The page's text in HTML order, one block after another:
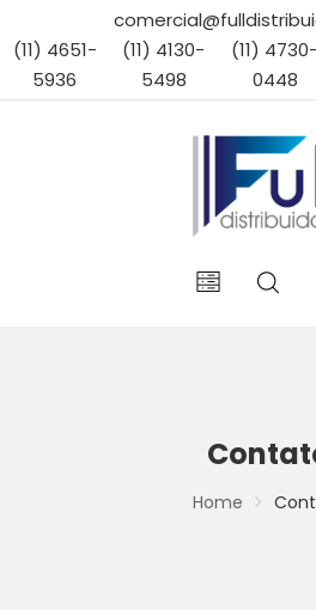
(11) 4651-
5936
(11) 4130-
5498
(11) 4730-
0448
Home